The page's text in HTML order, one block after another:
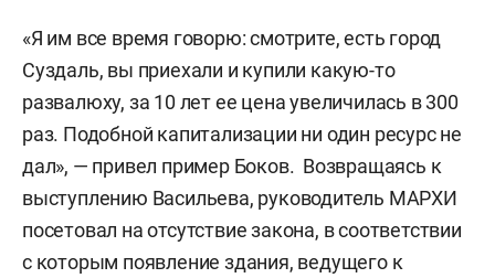
«Я им все время говорю: смотрите, есть город
Суздаль, вы приехали и купили какую-то
развалюху, за 10 лет ее цена увеличилась в 300
раз. Подобной капитализации ни один ресурс не
дал», — привел пример Боков. Возвращаясь к
выступлению Васильева, руководитель МАРХИ
посетовал на отсутствие закона, в соответствии
с которым появление здания, ведущего к